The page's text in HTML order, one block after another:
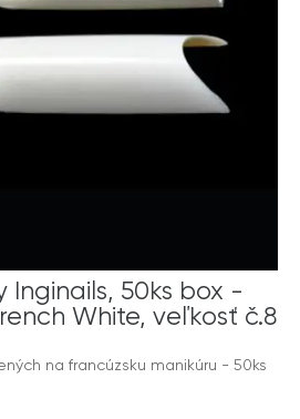
Inginails, 50ks box -
White, veľkosť č.8
na francúzsku manikúru - 50ks